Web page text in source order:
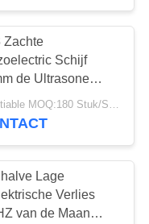
Zachte
Schijf
de Ultrasone
Schijf van
voor
Lage
Verlies
van de Maan